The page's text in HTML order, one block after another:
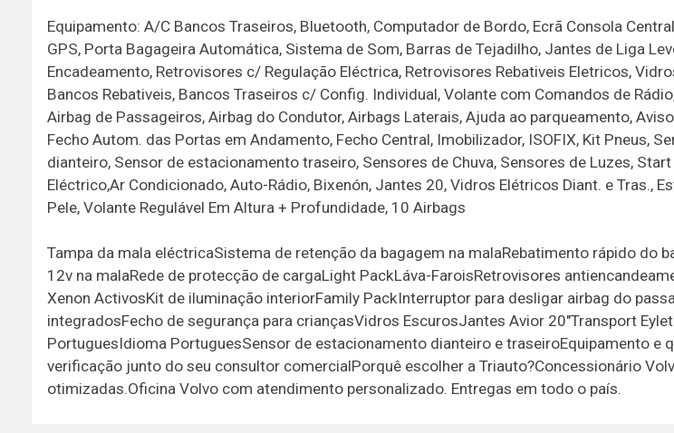
Equipamento: A/C Bancos Traseiros, Bluetooth, Computador de Bordo, Ecrã Consola
GPS, Porta Bagageira Automática, Sistema de Som, Barras de Tejadilho, Jantes de Liga
Encadeamento, Retrovisores c/ Regulação Eléctrica, Retrovisores Rebativeis Eletricos,
Bancos Rebativeis, Bancos Traseiros c/ Config. Individual, Volante com Comandos de
Airbag de Passageiros, Airbag do Condutor, Airbags Laterais, Ajuda ao parqueamento,
Fecho Autom. das Portas em Andamento, Fecho Central, Imobilizador, ISOFIX, Kit Pneus,
dianteiro, Sensor de estacionamento traseiro, Sensores de Chuva, Sensores de Luzes,
Eléctrico,Ar Condicionado, Auto-Rádio, Bixenón, Jantes 20, Vidros Elétricos Diant. e Tras.,
Pele, Volante Regulável Em Altura + Profundidade, 10 Airbags
Tampa da mala eléctricaSistema de retenção da bagagem na malaRebatimento rápido do
12v na malaRede de protecção de cargaLight PackLáva-FaroisRetrovisores
Xenon ActivosKit de iluminação interiorFamily PackInterruptor para desligar airbag do
integradosFecho de segurança para criançasVidros EscurosJantes Avior 20"Transport
PortuguesIdioma PortuguesSensor de estacionamento dianteiro e traseiroEquipamento e
verificação junto do seu consultor comercialPorquê escolher a Triauto?Concessionário
otimizadas.Oficina Volvo com atendimento personalizado. Entregas em todo o país.